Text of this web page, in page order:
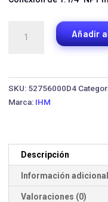
Hidroacumulador
Añadir
SKU: 52756000D4
Marca: IHM
Descripción
Información adicional
Valoraciones (0)